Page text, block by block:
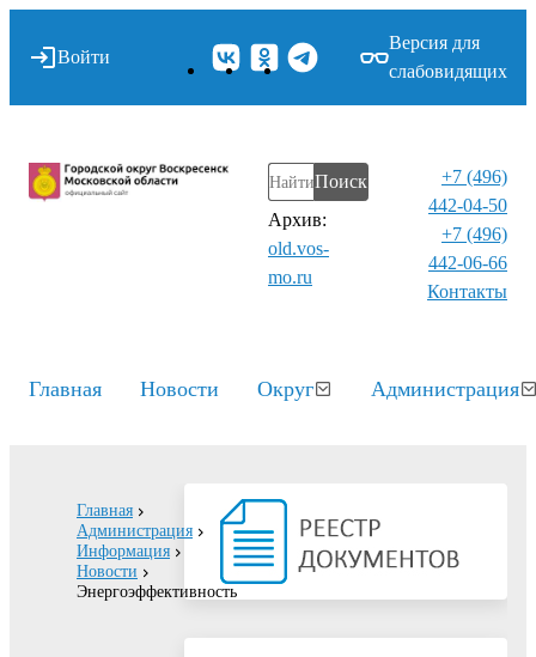
Войти
Версия для
слабовидящих
Поиск
Архив:
old.vos-
mo.ru
+7 (496)
442-04-50
+7 (496)
442-06-66
Контакты⁠
Главная Новости Округ Администрация
Главная
Администрация
Информация
Новости
Энергоэффективность